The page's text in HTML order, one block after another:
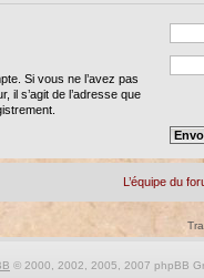
Si vous ne l’avez pas
il s’agit de l’adresse que
L’équipe du
© 2000, 2002, 2005, 2007 phpBB